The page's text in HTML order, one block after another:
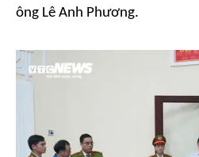
ông Lê Anh Phương.